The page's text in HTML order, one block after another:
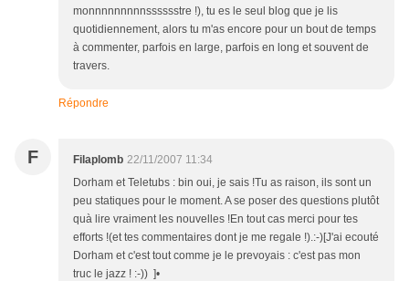
monnnnnnnnnsssssstre !), tu es le seul blog que je lis
quotidiennement, alors tu m'as encore pour un bout de temps
à commenter, parfois en large, parfois en long et souvent de
travers.
Répondre
F Filaplomb 22/11/2007 11:34
Dorham et Teletubs : bin oui, je sais !Tu as raison, ils sont un
peu statiques pour le moment. A se poser des questions plutôt
quà lire vraiment les nouvelles !En tout cas merci pour tes
efforts !(et tes commentaires dont je me regale !).:-)[J'ai ecouté
Dorham et c'est tout comme je le prevoyais : c'est pas mon
truc le jazz ! :-)) ]•